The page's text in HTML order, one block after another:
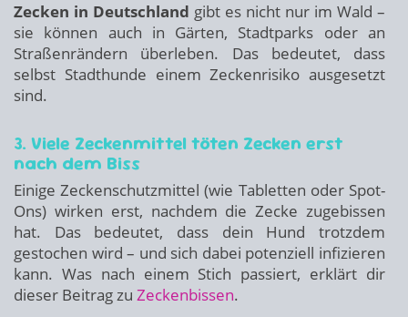
Zecken in Deutschland gibt es nicht nur im Wald –
sie können auch in Gärten, Stadtparks oder an
Straßenrändern überleben. Das bedeutet, dass
selbst Stadthunde einem Zeckenrisiko ausgesetzt
sind.
3. Viele Zeckenmittel töten Zecken erst
nach dem Biss
Einige Zeckenschutzmittel (wie Tabletten oder Spot-
Ons) wirken erst, nachdem die Zecke zugebissen
hat. Das bedeutet, dass dein Hund trotzdem
gestochen wird – und sich dabei potenziell infizieren
kann. Was nach einem Stich passiert, erklärt dir
dieser Beitrag zu Zeckenbissen.